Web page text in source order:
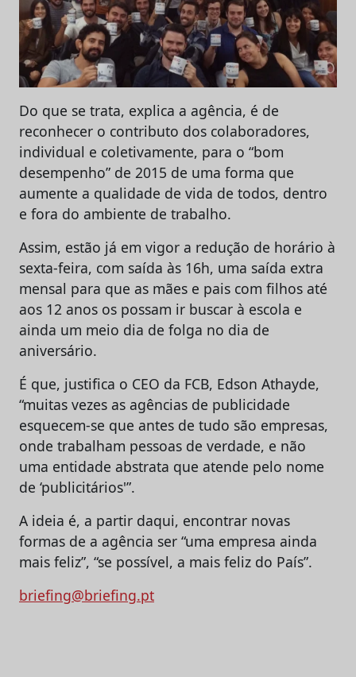
Do que se trata, explica a agência, é de
reconhecer o contributo dos colaboradores,
individual e coletivamente, para o “bom
desempenho” de 2015 de uma forma que
aumente a qualidade de vida de todos, dentro
e fora do ambiente de trabalho.
Assim, estão já em vigor a redução de horário à
sexta-feira, com saída às 16h, uma saída extra
mensal para que as mães e pais com filhos até
aos 12 anos os possam ir buscar à escola e
ainda um meio dia de folga no dia de
aniversário.
É que, justifica o CEO da FCB, Edson Athayde,
“muitas vezes as agências de publicidade
esquecem-se que antes de tudo são empresas,
onde trabalham pessoas de verdade, e não
uma entidade abstrata que atende pelo nome
de ‘publicitários'”.
A ideia é, a partir daqui, encontrar novas
formas de a agência ser “uma empresa ainda
mais feliz”, “se possível, a mais feliz do País”.
briefing@briefing.pt